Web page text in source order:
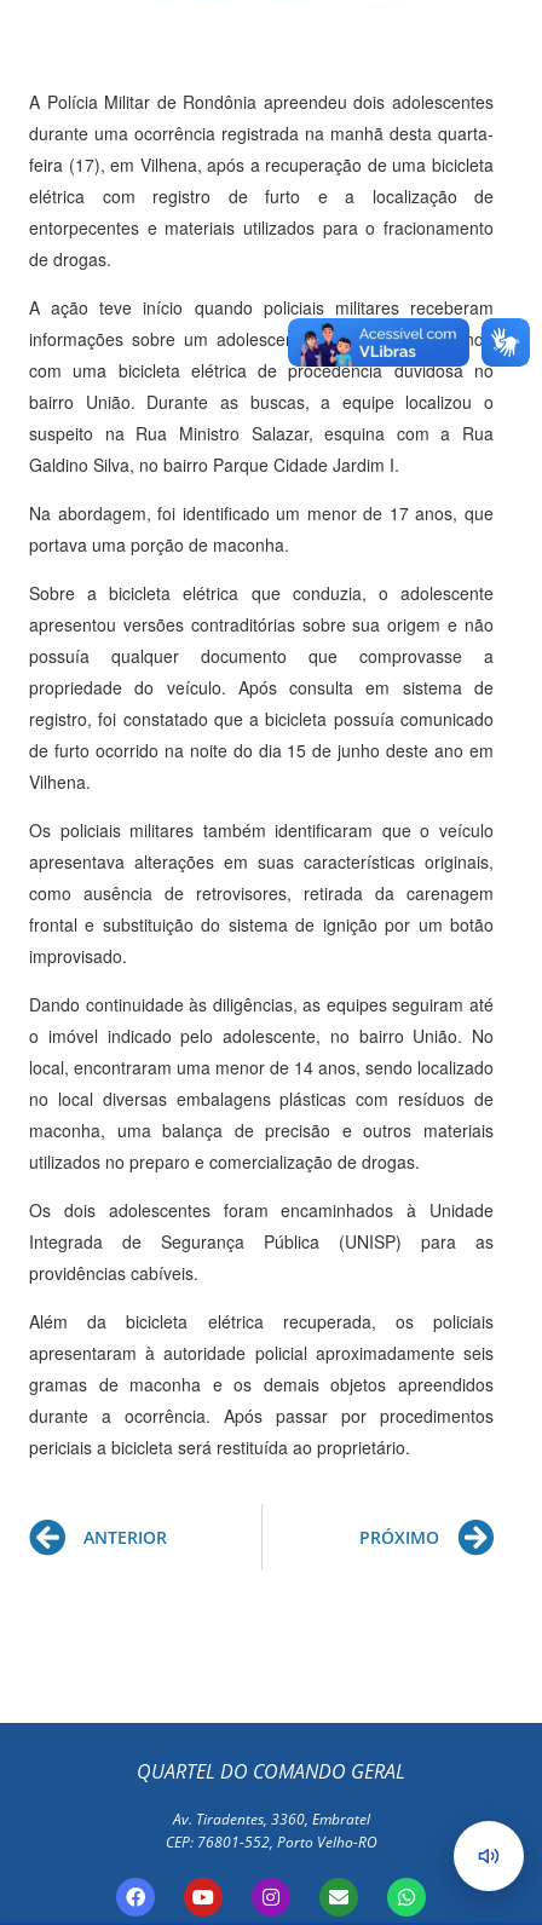
A Polícia Militar de Rondônia apreendeu dois adolescentes
durante uma ocorrência registrada na manhã desta quarta-
feira (17), em Vilhena, após a recuperação de uma bicicleta
elétrica com registro de furto e a localização de
entorpecentes e materiais utilizados para o fracionamento
de drogas.
A ação teve início quando policiais militares receberam
informações sobre um adolescente que estaria circulando
com uma bicicleta elétrica de procedência duvidosa no
bairro União. Durante as buscas, a equipe localizou o
suspeito na Rua Ministro Salazar, esquina com a Rua
Galdino Silva, no bairro Parque Cidade Jardim I.
Na abordagem, foi identificado um menor de 17 anos, que
portava uma porção de maconha.
Sobre a bicicleta elétrica que conduzia, o adolescente
apresentou versões contraditórias sobre sua origem e não
possuía qualquer documento que comprovasse a
propriedade do veículo. Após consulta em sistema de
registro, foi constatado que a bicicleta possuía comunicado
de furto ocorrido na noite do dia 15 de junho deste ano em
Vilhena.
Os policiais militares também identificaram que o veículo
apresentava alterações em suas características originais,
como ausência de retrovisores, retirada da carenagem
frontal e substituição do sistema de ignição por um botão
improvisado.
Dando continuidade às diligências, as equipes seguiram até
o imóvel indicado pelo adolescente, no bairro União. No
local, encontraram uma menor de 14 anos, sendo localizado
no local diversas embalagens plásticas com resíduos de
maconha, uma balança de precisão e outros materiais
utilizados no preparo e comercialização de drogas.
Os dois adolescentes foram encaminhados à Unidade
Integrada de Segurança Pública (UNISP) para as
providências cabíveis.
Além da bicicleta elétrica recuperada, os policiais
apresentaram à autoridade policial aproximadamente seis
gramas de maconha e os demais objetos apreendidos
durante a ocorrência. Após passar por procedimentos
periciais a bicicleta será restituída ao proprietário.
Prev
ANTERIOR PRÓXIMO
QUARTEL DO COMANDO GERAL
Av. Tiradentes, 3360, Embratel
CEP: 76801-552, Porto Velho-RO
F
a
Y
o
I
n
E
n
W
h